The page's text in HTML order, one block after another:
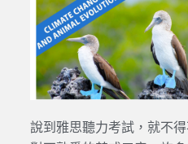
說到雅思聽力考試，就不